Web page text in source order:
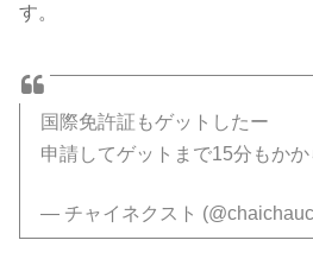
す。
国際免許証もゲットしたー
申請してゲットまで15分もかか
— チャイネクスト